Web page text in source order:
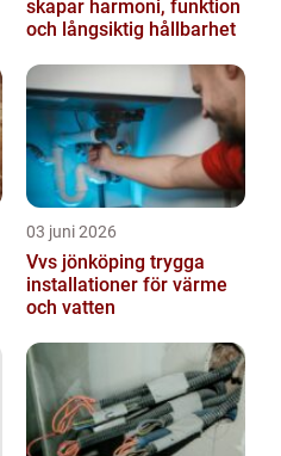
skapar harmoni, funktion
och långsiktig hållbarhet
03 juni 2026
Vvs jönköping trygga
installationer för värme
och vatten